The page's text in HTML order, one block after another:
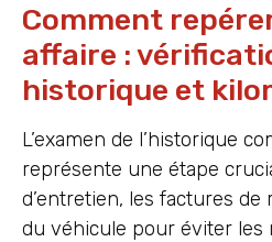
Comment
affaire :
historique et
L’examen de l’historique
représente une étape
d’entretien, les factures de
du véhicule pour éviter les